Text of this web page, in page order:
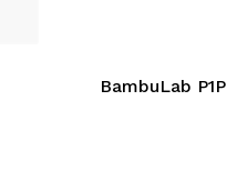
BambuLab P1P